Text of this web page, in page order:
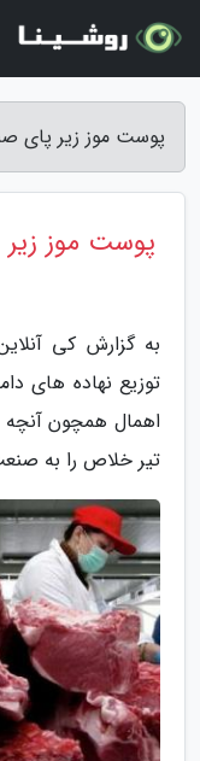
پوست موز زیر پای
پوست موز
به گزارش کی
توزیع نهاده های
اهمال همچون آنچه
تیر خلاص را به